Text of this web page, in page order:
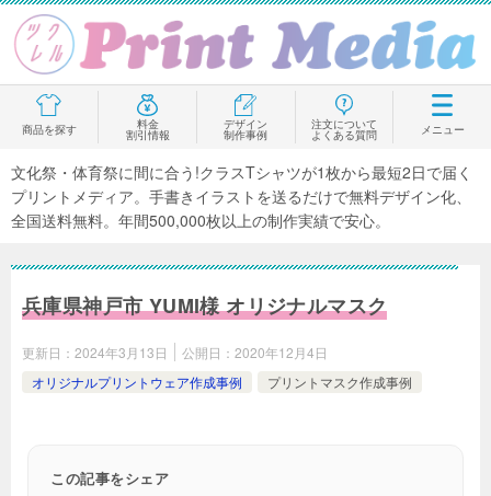
商品を探す 料金
割引情報
デザイン
制作事例
注文について
よくある質問 メニュー
文化祭・体育祭に間に合う!クラスTシャツが1枚から最短2日で届く
プリントメディア。手書きイラストを送るだけで無料デザイン化、
全国送料無料。年間500,000枚以上の制作実績で安心。
兵庫県神戸市 YUMI様 オリジナルマスク
更新日： 2024年3月13日 公開日： 2020年12月4日
オリジナルプリントウェア作成事例
プリントマスク作成事例
この記事をシェア